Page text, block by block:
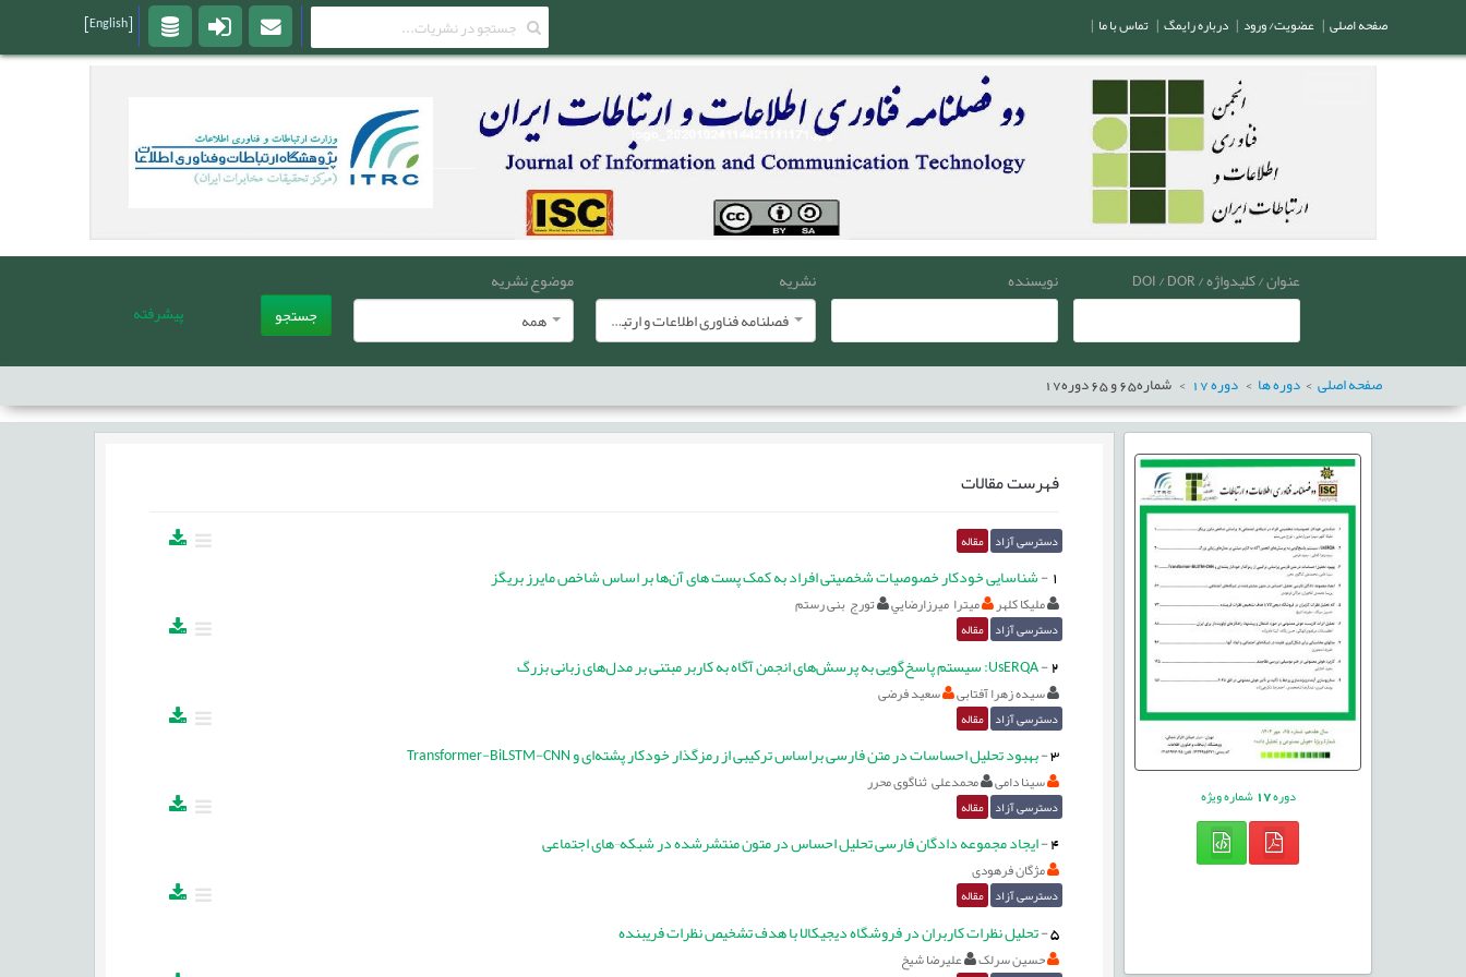
عنوان / کلیدواژه / DOI / DOR نویسنده
نشریه
فصلنامه فناوری اطلاعات و ارتباطات ایران
موضوع نشریه
همه
جستجو پیشرفته
صفحه اصلی دوره ها دوره شماره65و65دوره17
دوره17شماره ویژه
فهرست مقالات
دسترسی آزاد مقاله
1
-شناسایی خودکار خصوصیات شخصیتی افراد به کمک پست های آن‌ها بر اساس شاخص مایرز بریگز
ملیکا کلهر ميترا ميرزارضايي تورج بنی رستم
دسترسی آزاد مقاله
2
-UsERQA: سیستم پاسخ‌گویی به پرسش‌های انجمن آگاه به کاربر مبتنی بر مدل‌های زبانی بزرگ
سیده زهرا آفتابی سعید فرضی
دسترسی آزاد مقاله
3
-بهبود تحلیل احساسات در متن فارسی براساس ترکیبی از رمزگذار خودکار پشته‌ای و Transformer-BiLSTM-CNN
سینا دامی محمدعلی ثناگوی محرر
دسترسی آزاد مقاله
4
-ایجاد مجموعه دادگان فارسی تحلیل احساس در متون منتشرشده در شبکه¬های اجتماعی
مژگان فرهودی
دسترسی آزاد مقاله
5
-تحلیل نظرات کاربران در فروشگاه دیجیکالا با هدف تشخیص نظرات فریبنده
حسین سرلک علیرضا شیخ
صفحه اصلی | عضویت/ ورود | درباره رایمگ | تماس با ما |
[English]